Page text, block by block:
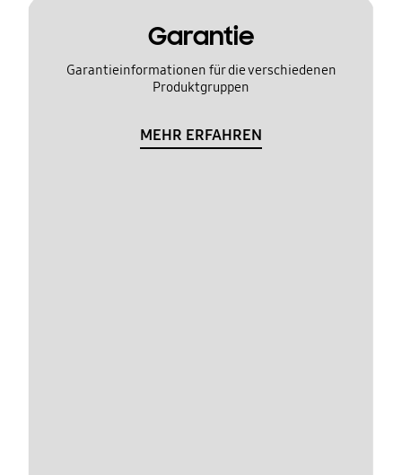
Garantie
Garantieinformationen für die verschiedenen
Produktgruppen
MEHR ERFAHREN